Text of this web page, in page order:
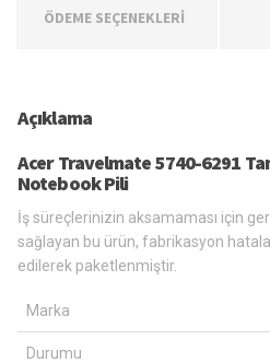
ÖDEME SEÇENEKLERİ
Açıklama
Acer Travelmate 5740-6291
Notebook Pili
İş süreçlerinizin aksamaması için
sağlayan bu ürün, fabrikasyon
edilerek paketlenmiştir.
Marka
Durumu